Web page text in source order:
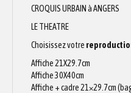
CROQUIS URBAIN à ANGERS
LE THEATRE
Choisissez votre
Affiche 21X29.7cm
Affiche 30X40cm
Affiche + cadre 21×29.7cm